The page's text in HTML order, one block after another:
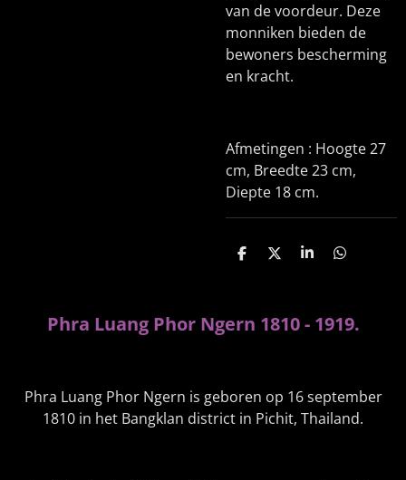
van de voordeur. Deze
monniken bieden de
bewoners bescherming
en kracht.
Afmetingen : Hoogte 27
cm, Breedte 23 cm,
Diepte 18 cm.
D
D
S
D
n
Phra Luang Phor Ngern 1810 - 1919.
Phra Luang Phor Ngern is geboren op 16 september
1810 in het Bangklan district in Pichit, Thailand.